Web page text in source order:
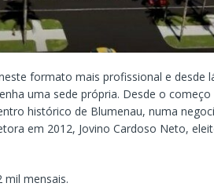
formato mais profissional e desde
uma sede própria. Desde o
histórico de Blumenau, numa
em 2012, Jovino Cardoso Neto,
mil mensais.